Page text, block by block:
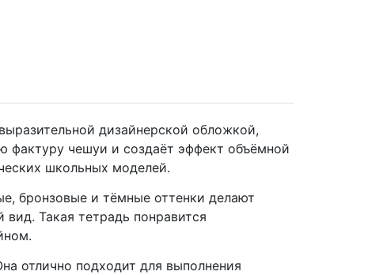
дизайнерской обложкой,
фактуру чешуи и создаёт эффект объёмной
школьных моделей.
бронзовые и тёмные оттенки делают
Такая тетрадь понравится
отлично подходит для выполнения